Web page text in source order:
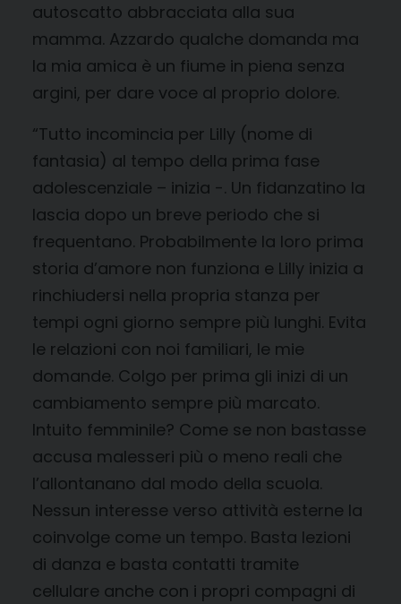
autoscatto abbracciata alla sua
mamma. Azzardo qualche domanda ma
la mia amica è un fiume in piena senza
argini, per dare voce al proprio dolore.
“Tutto incomincia per Lilly (nome di
fantasia) al tempo della prima fase
adolescenziale – inizia -. Un fidanzatino la
lascia dopo un breve periodo che si
frequentano. Probabilmente la loro prima
storia d’amore non funziona e Lilly inizia a
rinchiudersi nella propria stanza per
tempi ogni giorno sempre più lunghi. Evita
le relazioni con noi familiari, le mie
domande. Colgo per prima gli inizi di un
cambiamento sempre più marcato.
Intuito femminile? Come se non bastasse
accusa malesseri più o meno reali che
l’allontanano dal modo della scuola.
Nessun interesse verso attività esterne la
coinvolge come un tempo. Basta lezioni
di danza e basta contatti tramite
cellulare anche con i propri compagni di